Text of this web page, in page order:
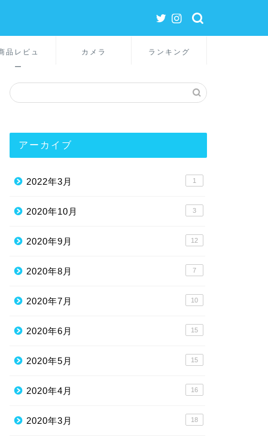
品レビュ
ー
カメラ ランキング
アーカイブ
2022年3月 1
2020年10月 3
2020年9月 12
2020年8月 7
2020年7月 10
2020年6月 15
2020年5月 15
2020年4月 16
2020年3月 18